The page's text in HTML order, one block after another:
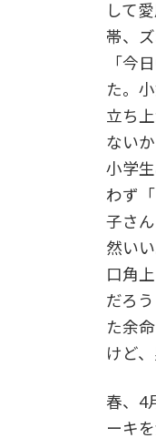
して
帯、
「今
た。
立ち
ない
小学
わず
子さ
然い
口角
だろ
た余
けど
春、4
ーキ